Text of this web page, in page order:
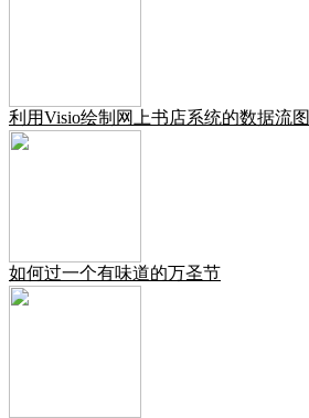
利用Visio绘制网上书店系统的数据流图
如何过一个有味道的万圣节